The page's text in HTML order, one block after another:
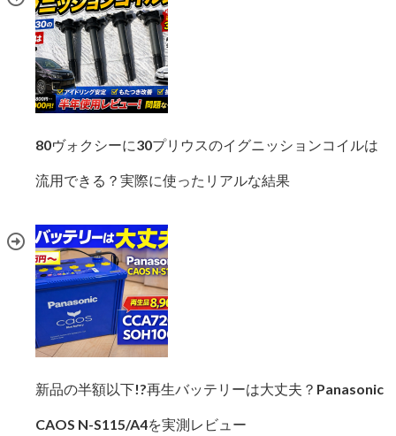
80ヴォクシーに30プリウスのイグニッションコイルは
流用できる？実際に使ったリアルな結果
新品の半額以下!?再生バッテリーは大丈夫？Panasonic
CAOS N-S115/A4を実測レビュー